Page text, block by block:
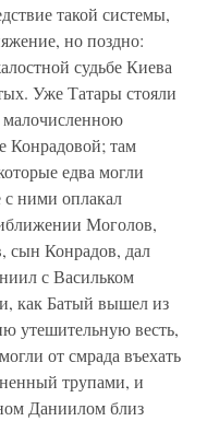
такой системы,
но поздно:
судьбе Киева
Уже Татары стояли
Конрадовой; там
едва могли
с ними оплакал
Моголов,
сын Конрадов, дал
с Васильком
как Батый вышел из
утешительную весть,
от смрада въехать
трупами, и
Даниилом близ